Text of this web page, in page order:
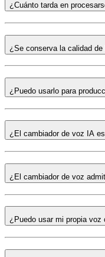
¿Cuánto tarda en
¿Se conserva la calidad de
¿Puedo usarlo para
¿El cambiador de voz IA
¿El cambiador de voz
¿Puedo usar mi propia voz